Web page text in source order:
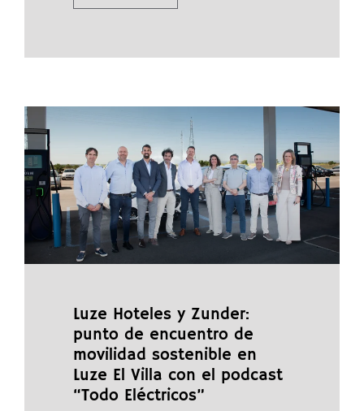
Luze Hoteles y Zunder:
punto de encuentro de
movilidad sostenible en
Luze El Villa con el podcast
“Todo Eléctricos”